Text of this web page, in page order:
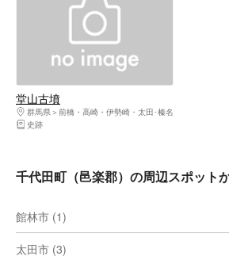
堂山古墳
群馬県
前橋・高崎・伊勢崎・太田･榛名
史跡
千代田町（邑楽郡）の周辺スポット
館林市 (1)
太田市 (3)